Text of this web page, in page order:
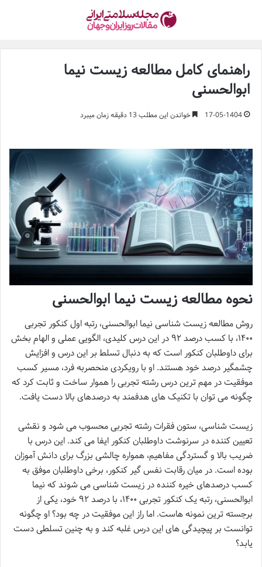
راهنمای کامل مطالعه زیست نیما
ابوالحسنی
17-05-1404 خواندن این مطلب 13 دقیقه زمان میبرد
نحوه مطالعه زیست نیما ابوالحسنی
روش مطالعه زیست شناسی نیما ابوالحسنی، رتبه اول کنکور تجربی
۱۴۰۰، با کسب درصد ۹۲ در این درس کلیدی، الگویی عملی و الهام بخش
برای داوطلبان کنکور است که به دنبال تسلط بر این درس و افزایش
چشمگیر درصد خود هستند. او با رویکردی منحصربه فرد، مسیر کسب
موفقیت در مهم ترین درس رشته تجربی را هموار ساخت و ثابت کرد که
چگونه می توان با تکنیک های هدفمند به درصدهای بالا دست یافت.
زیست شناسی، ستون فقرات رشته تجربی محسوب می شود و نقشی
تعیین کننده در سرنوشت داوطلبان کنکور ایفا می کند. این درس با
ضریب بالا و گستردگی مفاهیم، همواره چالشی بزرگ برای دانش آموزان
بوده است. در میان رقابت نفس گیر کنکور، برخی داوطلبان موفق به
کسب درصدهای خیره کننده در زیست شناسی می شوند که نیما
ابوالحسنی، رتبه یک کنکور تجربی ۱۴۰۰، با درصد ۹۲ خود، یکی از
برجسته ترین نمونه هاست. اما راز این موفقیت در چه بود؟ او چگونه
توانست بر پیچیدگی های این درس غلبه کند و به چنین تسلطی دست
یابد؟